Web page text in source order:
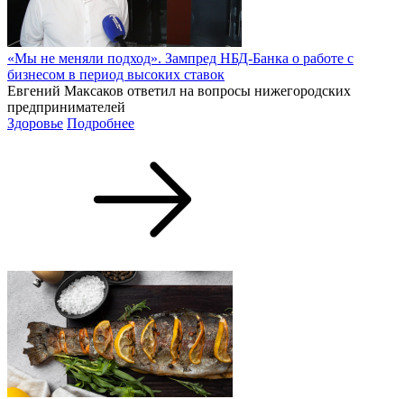
«Мы не меняли подход». Зампред НБД-Банка о работе с
бизнесом в период высоких ставок
Евгений Максаков ответил на вопросы нижегородских
предпринимателей
Здоровье Подробнее